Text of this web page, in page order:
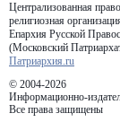
Централизованная
религиозная
Епархия Русской
(Московский
Патриархия.ru
© 2004-2026
Информационно-
Все права защищены